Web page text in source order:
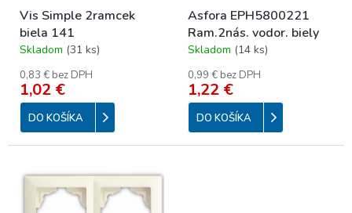
o
v
d
u
k
t
o
v
Vis Simple 2ramcek
biela 141
Skladom (31 ks)
0,83 € bez DPH
1,02 €
DO KOŠÍKA
Asfora EPH5800221
Ram.2nás. vodor. biely
Skladom (14 ks)
0,99 € bez DPH
1,22 €
DO KOŠÍKA